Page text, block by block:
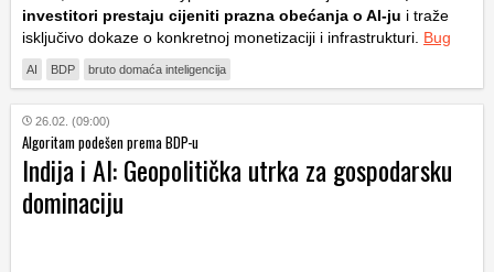
investitori prestaju cijeniti prazna obećanja o AI-ju i traže
isključivo dokaze o konkretnoj monetizaciji i infrastrukturi. Bug
AI BDP bruto domaća inteligencija
26.02. (09:00)
Algoritam podešen prema BDP-u
Indija i AI: Geopolitička utrka za gospodarsku
dominaciju